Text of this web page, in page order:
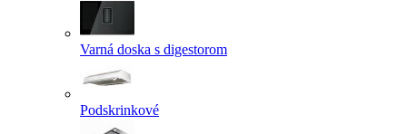
Varná doska s digestorom
Podskrinkové